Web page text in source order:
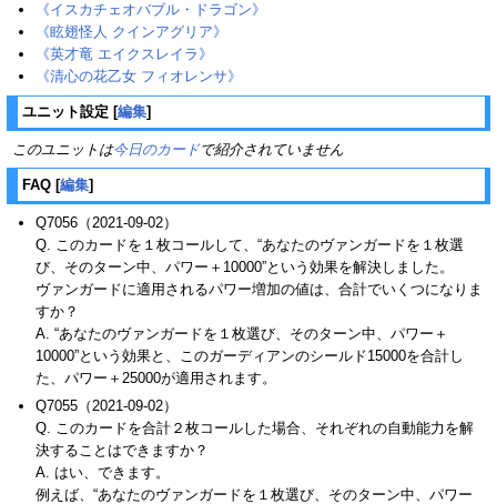
《イスカチェオバブル・ドラゴン》
《眩翅怪人 クインアグリア》
《英才竜 エイクスレイラ》
《清心の花乙女 フィオレンサ》
ユニット設定 [編集]
このユニットは今日のカードで紹介されていません
FAQ [編集]
Q7056（2021-09-02）
Q. このカードを１枚コールして、“あなたのヴァンガードを１枚選
び、そのターン中、パワー＋10000”という効果を解決しました。
ヴァンガードに適用されるパワー増加の値は、合計でいくつになりま
すか？
A. “あなたのヴァンガードを１枚選び、そのターン中、パワー＋
10000”という効果と、このガーディアンのシールド15000を合計し
た、パワー＋25000が適用されます。
Q7055（2021-09-02）
Q. このカードを合計２枚コールした場合、それぞれの自動能力を解
決することはできますか？
A. はい、できます。
例えば、“あなたのヴァンガードを１枚選び、そのターン中、パワー